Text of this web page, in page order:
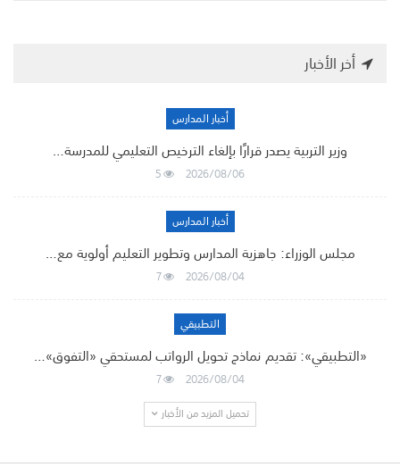
أخر الأخبار
أخبار المدارس
وزير التربية يصدر قرارًا بإلغاء الترخيص التعليمي للمدرسة…
2026/08/06
5
أخبار المدارس
مجلس الوزراء: جاهزية المدارس وتطوير التعليم أولوية مع…
2026/08/04
7
التطبيقي
«التطبيقي»: تقديم نماذج تحويل الرواتب لمستحقي «التفوق»…
2026/08/04
7
تحميل المزيد من الأخبار